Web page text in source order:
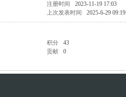
注册时间 2023-11-19 17:03
上次发表时间 2025-6-29 09:19
积分 43
贡献 0